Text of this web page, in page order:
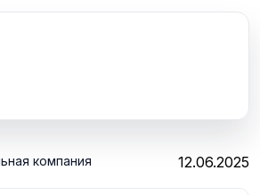
компания
12.06.2025